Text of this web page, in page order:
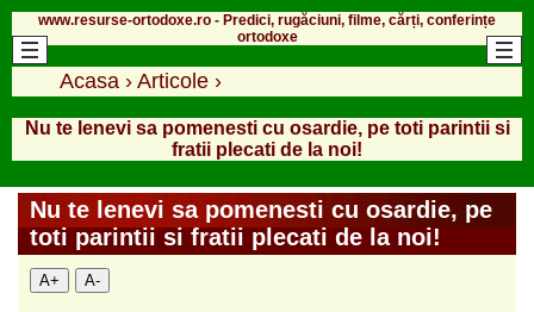
www.resurse-ortodoxe.ro - Predici, rugăciuni, filme, cărți, conferințe
ortodoxe
Acasa › Articole ›
Nu te lenevi sa pomenesti cu osardie, pe toti parintii si
fratii plecati de la noi!
Nu te lenevi sa pomenesti cu osardie, pe
toti parintii si fratii plecati de la noi!
A+ A-